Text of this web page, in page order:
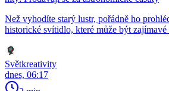
Než vyhodíte starý lustr, pořádně ho
historické svítidlo, které může být zajímavé
Světkreativity
dnes, 06:17